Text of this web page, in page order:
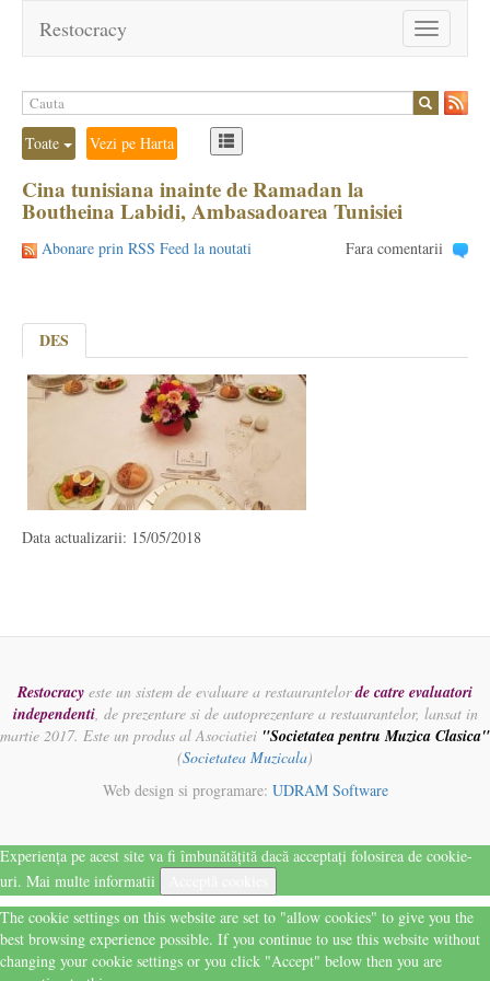
Toggle
navigation
Restocracy
Toate Vezi pe Harta
Cina tunisiana inainte de Ramadan la
Boutheina Labidi, Ambasadoarea Tunisiei
Abonare prin RSS Feed la noutati Fara comentarii
DES
Data actualizarii: 15/05/2018
Restocracy este un sistem de evaluare a restaurantelorde catre evaluatori
independenti, de prezentare si de autoprezentare a restaurantelor, lansat in
martie 2017. Este un produs al Asociatiei "Societatea pentru Muzica Clasica"
(Societatea Muzicala)
Web design si programare: UDRAM Software
Experiența pe acest site va fi îmbunătățită dacă acceptați folosirea de cookie-
uri. Mai multe informatii
The cookie settings on this website are set to "allow cookies" to give you the
best browsing experience possible. If you continue to use this website without
changing your cookie settings or you click "Accept" below then you are